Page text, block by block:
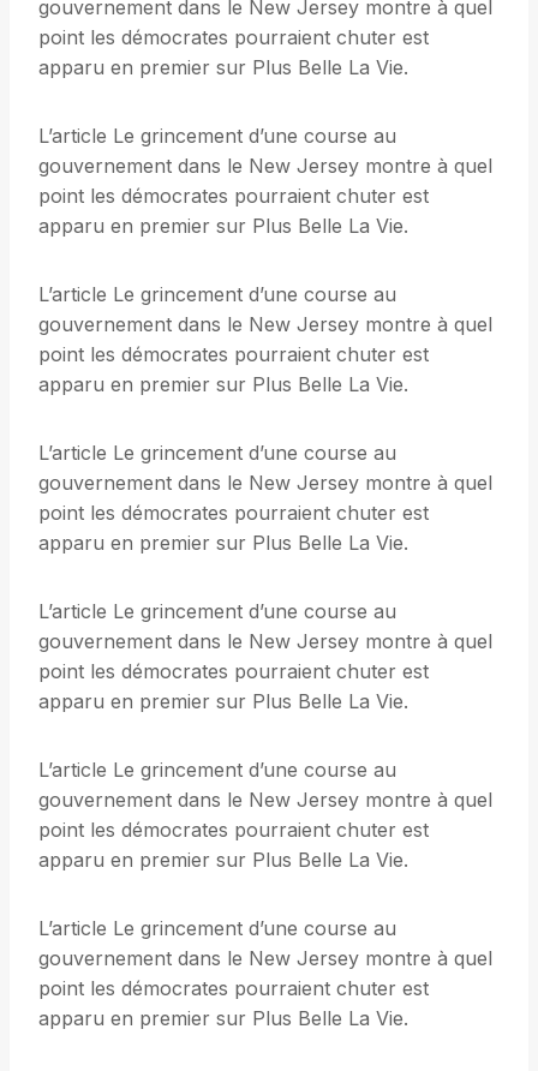
gouvernement dans le New Jersey montre à quel
point les démocrates pourraient chuter est
apparu en premier sur Plus Belle La Vie.
L’article Le grincement d’une course au
gouvernement dans le New Jersey montre à quel
point les démocrates pourraient chuter est
apparu en premier sur Plus Belle La Vie.
L’article Le grincement d’une course au
gouvernement dans le New Jersey montre à quel
point les démocrates pourraient chuter est
apparu en premier sur Plus Belle La Vie.
L’article Le grincement d’une course au
gouvernement dans le New Jersey montre à quel
point les démocrates pourraient chuter est
apparu en premier sur Plus Belle La Vie.
L’article Le grincement d’une course au
gouvernement dans le New Jersey montre à quel
point les démocrates pourraient chuter est
apparu en premier sur Plus Belle La Vie.
L’article Le grincement d’une course au
gouvernement dans le New Jersey montre à quel
point les démocrates pourraient chuter est
apparu en premier sur Plus Belle La Vie.
L’article Le grincement d’une course au
gouvernement dans le New Jersey montre à quel
point les démocrates pourraient chuter est
apparu en premier sur Plus Belle La Vie.